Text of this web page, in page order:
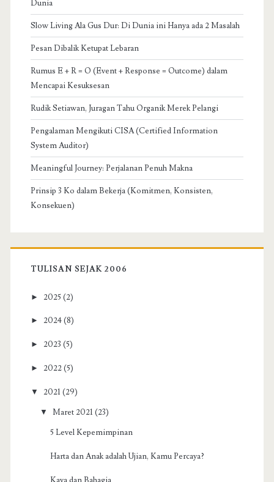
Dunia
Slow Living Ala Gus Dur: Di Dunia ini Hanya ada 2 Masalah
Pesan Dibalik Ketupat Lebaran
Rumus E + R = O (Event + Response = Outcome) dalam
Mencapai Kesuksesan
Rudik Setiawan, Juragan Tahu Organik Merek Pelangi
Pengalaman Mengikuti CISA (Certified Information
System Auditor)
Meaningful Journey: Perjalanan Penuh Makna
Prinsip 3 Ko dalam Bekerja (Komitmen, Konsisten,
Konsekuen)
TULISAN SEJAK 2006
► 2025 (2)
► 2024 (8)
► 2023 (5)
► 2022 (5)
▼ 2021 (29)
▼ Maret 2021 (23)
5 Level Kepemimpinan
Harta dan Anak adalah Ujian, Kamu Percaya?
Kaya dan Bahagia